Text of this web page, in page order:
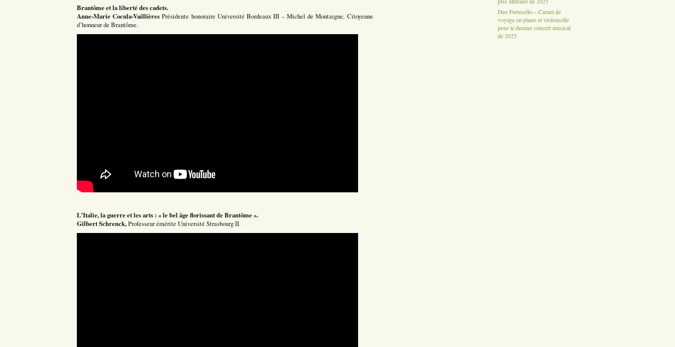
Brantôme et la liberté des cadets.
Anne-Marie Cocula-Vaillières Présidente honoraire Université Bordeaux III – Michel de Montaigne, Citoyenne
d’honneur de Brantôme.
L’Italie, la guerre et les arts : « le bel âge florissant de Brantôme ».
Gilbert Schrenck,Professeur émérite Université Strasbourg II.
Duo Fortecello – Carnet de
voyage en piano et violoncelle
pour le dernier concert musical
de 2025